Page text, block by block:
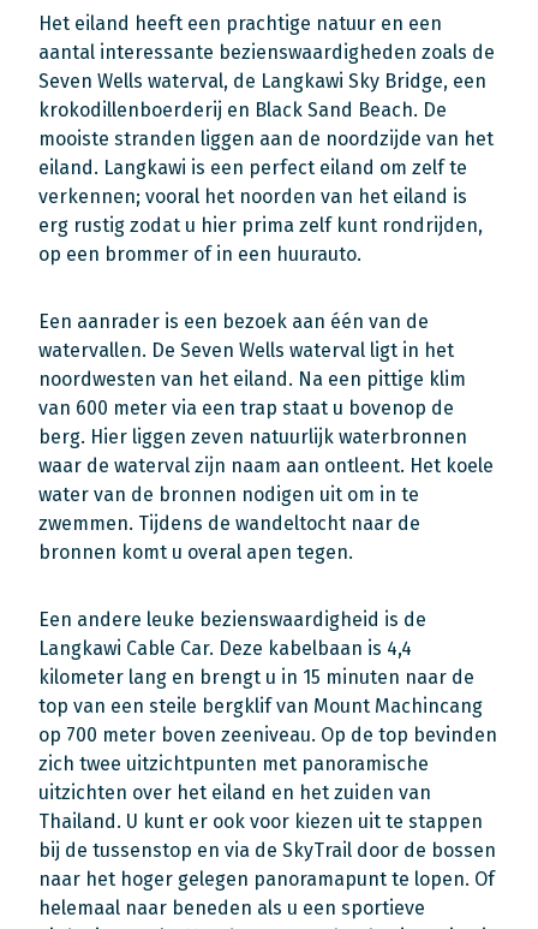
Het eiland heeft een prachtige natuur en een
aantal interessante bezienswaardigheden zoals de
Seven Wells waterval, de Langkawi Sky Bridge, een
krokodillenboerderij en Black Sand Beach. De
mooiste stranden liggen aan de noordzijde van het
eiland. Langkawi is een perfect eiland om zelf te
verkennen; vooral het noorden van het eiland is
erg rustig zodat u hier prima zelf kunt rondrijden,
op een brommer of in een huurauto.
Een aanrader is een bezoek aan één van de
watervallen. De Seven Wells waterval ligt in het
noordwesten van het eiland. Na een pittige klim
van 600 meter via een trap staat u bovenop de
berg. Hier liggen zeven natuurlijk waterbronnen
waar de waterval zijn naam aan ontleent. Het koele
water van de bronnen nodigen uit om in te
zwemmen. Tijdens de wandeltocht naar de
bronnen komt u overal apen tegen.
Een andere leuke bezienswaardigheid is de
Langkawi Cable Car. Deze kabelbaan is 4,4
kilometer lang en brengt u in 15 minuten naar de
top van een steile bergklif van Mount Machincang
op 700 meter boven zeeniveau. Op de top bevinden
zich twee uitzichtpunten met panoramische
uitzichten over het eiland en het zuiden van
Thailand. U kunt er ook voor kiezen uit te stappen
bij de tussenstop en via de SkyTrail door de bossen
naar het hoger gelegen panoramapunt te lopen. Of
helemaal naar beneden als u een sportieve